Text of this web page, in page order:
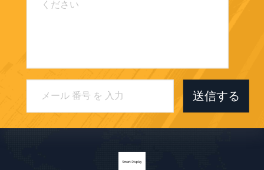
送信する